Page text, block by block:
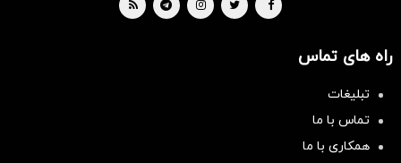
راه های تماس
تبلیغات
تماس با ما
همکاری با ما